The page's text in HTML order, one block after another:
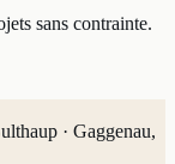
sans contrainte.
· Gaggenau,